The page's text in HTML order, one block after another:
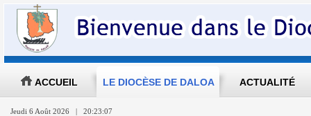
ACCUEIL LE DIOCÈSE DE DALOA ACTUALITÉ
Jeudi 6 Août 2026 | 20:23:07